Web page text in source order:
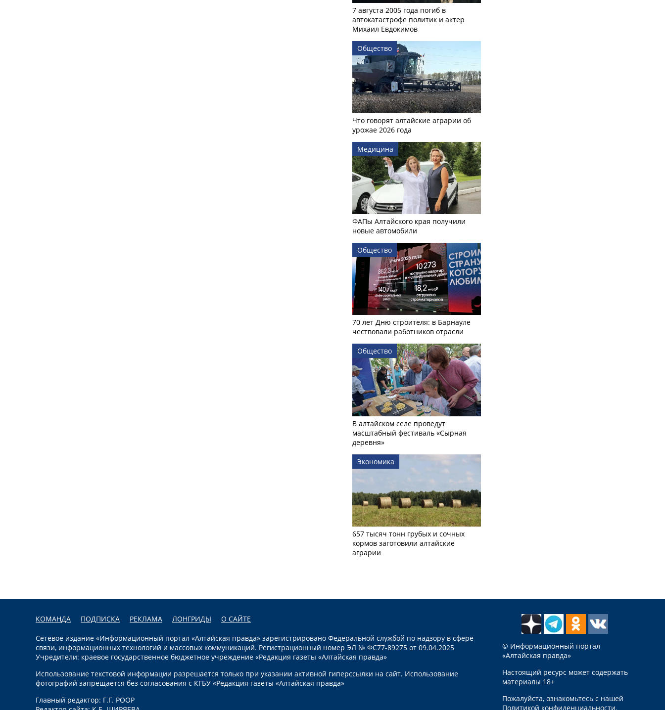
7 августа 2005 года погиб в
автокатастрофе политик и актер
Михаил Евдокимов
Общество
Что говорят алтайские аграрии об
урожае 2026 года
Медицина
ФАПы Алтайского края получили
новые автомобили
Общество
70 лет Дню строителя: в Барнауле
чествовали работников отрасли
Общество
В алтайском селе проведут
масштабный фестиваль «Сырная
деревня»
Экономика
657 тысяч тонн грубых и сочных
кормов заготовили алтайские
аграрии
КОМАНДА ПОДПИСКА РЕКЛАМА ЛОНГРИДЫ О САЙТЕ
Сетевое издание «Информационный портал «Алтайская правда» зарегистрировано Федеральной службой по надзору в сфере
связи, информационных технологий и массовых коммуникаций. Регистрационный номер ЭЛ № ФС77-89275 от 09.04.2025
Учредители: краевое государственное бюджетное учреждение «Редакция газеты «Алтайская правда»
Использование текстовой информации разрешается только при указании активной гиперссылки на сайт. Использование
фотографий запрещается без согласования с КГБУ «Редакция газеты «Алтайская правда»
Главный редактор: Г.Г. РООР
© Информационный портал
«Алтайская правда»
Настоящий ресурс может содержать
материалы 18+
Пожалуйста, ознакомьтесь с нашей
Политикой конфиденциальности.